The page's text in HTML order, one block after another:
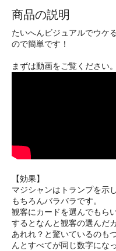
商品の説明
たいへんビジュアルでウケ
ので簡単です！
まずは動画をご覧ください。
【効果】
マジシャンはトランプを示
もちろんバラバラです。
観客にカードを選んでもらい
するとなんと観客の選んだ
あれれ？と驚いているのも
んとすべてが同じ数字にな